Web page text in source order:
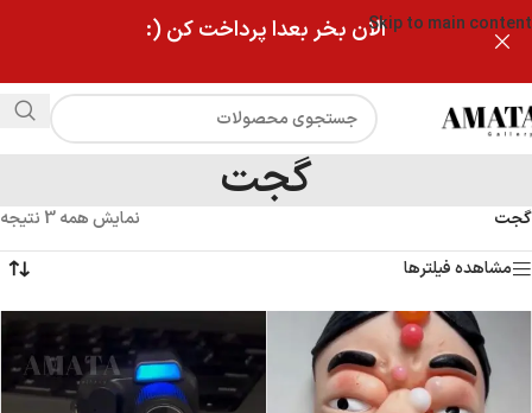
Skip to main contentالان بخر بعدا پرداخت کن (:
گجت
گجت
نمایش همه 3 نتیجه
مشاهده فیلترها